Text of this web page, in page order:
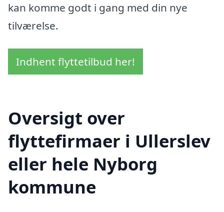
kan komme godt i gang med din nye
tilværelse.
Indhent flyttetilbud her!
Oversigt over
flyttefirmaer i Ullerslev
eller hele Nyborg
kommune